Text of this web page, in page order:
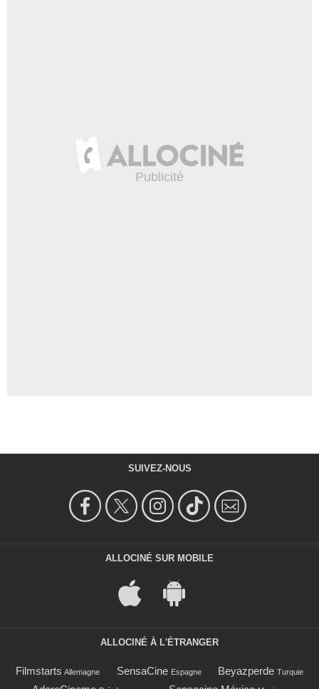
SUIVEZ-NOUS
ALLOCINÉ SUR MOBILE
ALLOCINÉ À L'ÉTRANGER
Filmstarts Allemagne SensaCine Espagne Beyazperde Turquie